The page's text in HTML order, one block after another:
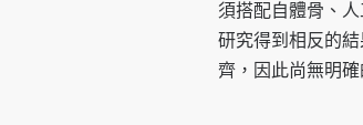
須搭配自體骨、人
研究得到相反的
齊，因此尚無明確